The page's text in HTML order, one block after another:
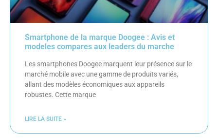
Smartphone de la marque Doogee : Avis et
modeles compares aux leaders du marche
Les smartphones Doogee marquent leur présence sur le
marché mobile avec une gamme de produits variés,
allant des modèles économiques aux appareils
robustes. Cette marque
LIRE LA SUITE »